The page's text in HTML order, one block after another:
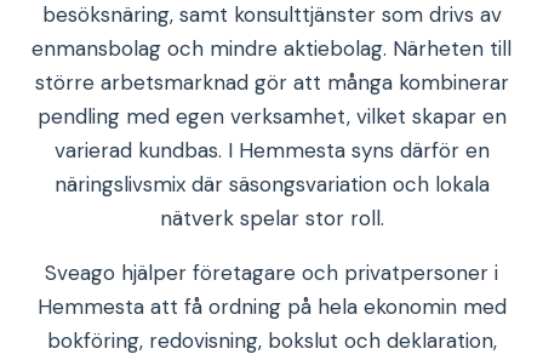
besöksnäring, samt konsulttjänster som drivs av
enmansbolag och mindre aktiebolag. Närheten till
större arbetsmarknad gör att många kombinerar
pendling med egen verksamhet, vilket skapar en
varierad kundbas. I Hemmesta syns därför en
näringslivsmix där säsongsvariation och lokala
nätverk spelar stor roll.
Sveago hjälper företagare och privatpersoner i
Hemmesta att få ordning på hela ekonomin med
bokföring, redovisning, bokslut och deklaration,